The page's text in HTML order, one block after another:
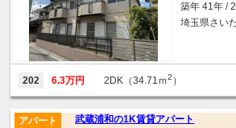
築年 41年 /
埼玉県さい
202 6.3万円 2DK（34.71ｍ2 ）
武蔵浦和の1K賃貸アパート
アパート